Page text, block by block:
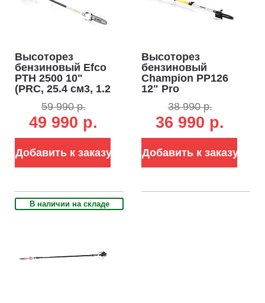
Высоторез
бензиновый Efco
PTH 2500 10"
(PRC, 25.4 см3, 1.2
2.2 м, 7.9 кг)
59 990 р.
49 990 р.
Добавить к заказу
Высоторез
бензиновый
Champion PP126
12" Pro
(PRC, 26 куб.см.,
0,75 кВт/1,0 л.с.,
3/8", 1,3 мм., 44E,
9,5 кг.)
38 990 р.
36 990 р.
Добавить к заказу
В наличии на складе